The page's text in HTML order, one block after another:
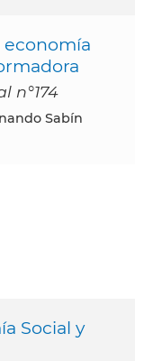
economía
n°174
Sabín
Social y